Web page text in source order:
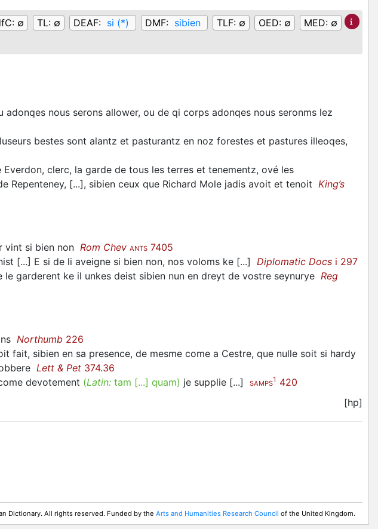
∅ TL: ∅ DEAF: si (*) DMF: sibien TLF: ∅ OED: ∅ MED: ∅
adonqes nous serons allower, ou de qi corps adonqes nous seronms lez
bestes sont alantz et pasturantz en noz forestes et pastures illeoqes,
clerc, la garde de tous les terres et tenementz, ové les
Repenteney, [...], sibien ceux que Richard Mole jadis avoit et tenoit King’s
vint si bien non Rom Chev ANTS 7405
[...] E si de li aveigne si bien non, nos voloms ke [...] Diplomatic Docs i 297
le garderent ke il unkes deist sibien nun en dreyt de vostre seynurye Reg
Northumb 226
fait, sibien en sa presence, de mesme come a Cestre, que nulle soit si hardy
Lett & Pet 374.36
devotement (Latin: tam [...] quam) je supplie [...] SAMPS1 420
[hp]
Dictionary. All rights reserved. Funded by the Arts and Humanities Research Council of the United Kingdom.